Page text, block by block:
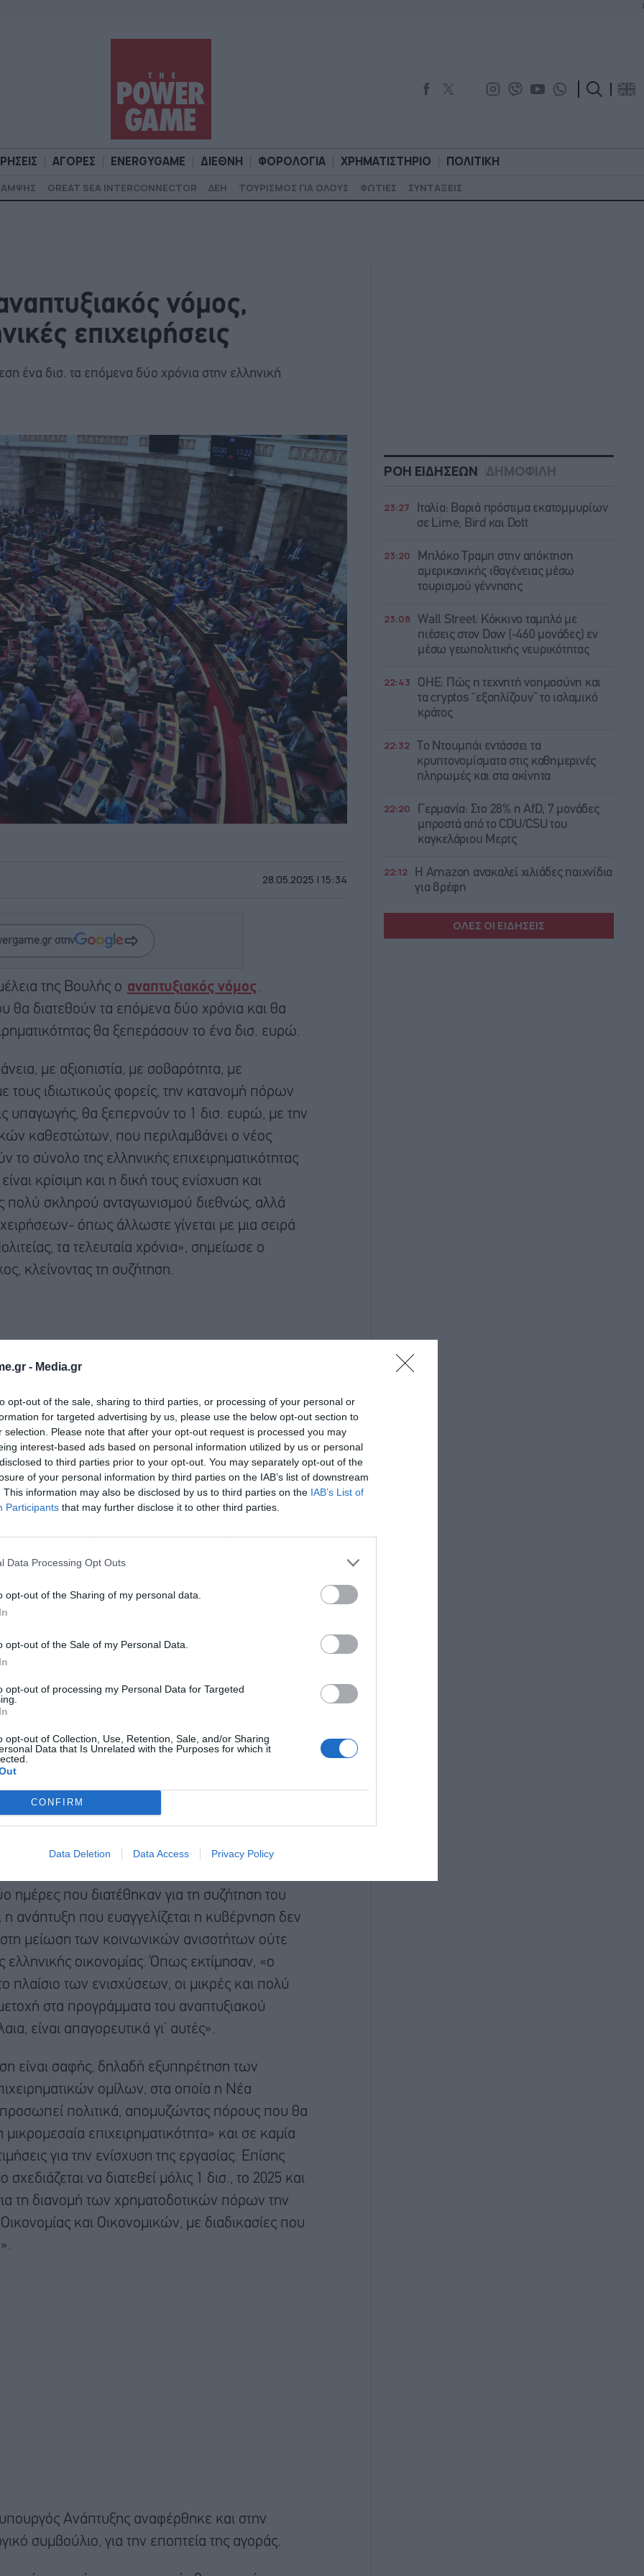
- Media.gr
opt-out of the sale, sharing to third parties, or processing of your personal or
for targeted advertising by us, please use the below opt-out section to
selection. Please note that after your opt-out request is processed you may
interest-based ads based on personal information utilized by us or personal
to third parties prior to your opt-out. You may separately opt-out of the
of your personal information by third parties on the IAB’s list of downstream
This information may also be disclosed by us to third parties on the IAB’s List of
Participants that may further disclose it to other third parties.
Data Processing Opt Outs
opt-out of the Sharing of my personal data.
opt-out of the Sale of my Personal Data.
opt-out of processing my Personal Data for Targeted
opt-out of Collection, Use, Retention, Sale, and/or Sharing
Data that Is Unrelated with the Purposes for which it
CONFIRM
Data Deletion Data Access Privacy Policy
ΑΓΟΡΕΣ ENERGYGAME ΔΙΕΘΝΗ ΦΟΡΟΛΟΓΙΑ ΧΡΗΜΑΤΙΣΤΗΡΙΟ ΠΟΛΙΤΙΚΗ
GREAT SEA INTERCONNECTOR ΔΕΗ ΤΟΥΡΙΣΜΟΣ ΓΙΑ ΟΛΟΥΣ ΦΩΤΙΕΣ ΣΥΝΤΑΞΕΙΣ
νόμος,
επιχειρήσεις
ένα δισ. τα επόμενα δύο χρόνια στην ελληνική
28.05.2025 | 15:34
στην
της Βουλής ο αναπτυξιακός νόμος .
διατεθούν τα επόμενα δύο χρόνια και θα
θα ξεπεράσουν το ένα δισ. ευρώ.
με αξιοπιστία, με σοβαρότητα, με
τους ιδιωτικούς φορείς, την κατανομή πόρων
υπαγωγής, θα ξεπερνούν το 1 δισ. ευρώ, με την
καθεστώτων, που περιλαμβάνει ο νέος
το σύνολο της ελληνικής επιχειρηματικότητας
κρίσιμη και η δική τους ενίσχυση και
πολύ σκληρού ανταγωνισμού διεθνώς, αλλά
όπως άλλωστε γίνεται με μια σειρά
τα τελευταία χρόνια», σημείωσε ο
κλείνοντας τη συζήτηση.
όλη τη χώρα, αφορά την αναγκαία μείωση των
αφορά την ενίσχυση της
γενιάς, την παραμονή των νέων ανθρώπων στην
δημογραφικού προβλήματος που έχει η
πως «οι δημιουργικές προτάσεις που
του νέου αναπτυξιακού νόμου, θα
είναι να γίνει πράξη ο στόχος της συνέχισης
μετασχηματισμού της ελληνικής
ημέρες που διατέθηκαν για τη συζήτηση του
ανάπτυξη που ευαγγελίζεται η κυβέρνηση δεν
στη μείωση των κοινωνικών ανισοτήτων ούτε
ελληνικής οικονομίας. Όπως εκτίμησαν, «ο
πλαίσιο των ενισχύσεων, οι μικρές και πολύ
στα προγράμματα του αναπτυξιακού
είναι απαγορευτικά γι’ αυτές».
είναι σαφής, δηλαδή εξυπηρέτηση των
ομίλων, στα οποία η Νέα
πολιτικά, απομυζώντας πόρους που θα
επιχειρηματικότητα» και σε καμία
για την ενίσχυση της εργασίας. Επίσης
να διατεθεί μόλις 1 δισ., το 2025 και
για τη διανομή των χρηματοδοτικών πόρων την
και Οικονομικών, με διαδικασίες που
Ανάπτυξης αναφέρθηκε και στην
συμβούλιο, για την εποπτεία της αγοράς.
ΡΟΗ ΕΙΔΗΣΕΩΝ ΔΗΜΟΦΙΛΗ
23:27
Ιταλία: Βαριά πρόστιμα εκατομμυρίων
σε Lime, Bird και Dott
23:20
Μπλόκο Τραμπ στην απόκτηση
αμερικανικής ιθαγένειας μέσω
τουρισμού γέννησης
23:08
Wall Street: Κόκκινο ταμπλό με
πιέσεις στον Dow (-460 μονάδες) εν
μέσω γεωπολιτικής νευρικότητας
22:43
ΟΗΕ: Πώς η τεχνητή νοημοσύνη και
τα cryptos “εξοπλίζουν” το ισλαμικό
κράτος
22:32
Το Ντουμπάι εντάσσει τα
κρυπτονομίσματα στις καθημερινές
πληρωμές και στα ακίνητα
22:20
Γερμανία: Στο 28% η AfD, 7 μονάδες
μπροστά από το CDU/CSU του
καγκελάριου Μερτς
22:12
Η Amazon ανακαλεί χιλιάδες παιχνίδια
για βρέφη
ΟΛΕΣ ΟΙ ΕΙΔΗΣΕΙΣ